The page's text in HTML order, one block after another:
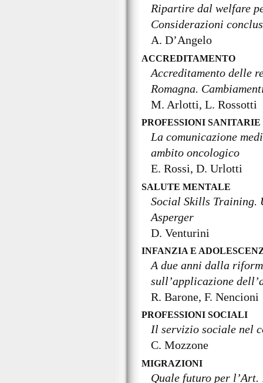
Ripartire dal welfare
Considerazioni
A. D’Angelo
ACCREDITAMENTO
Accreditamento delle
Romagna.
M. Arlotti, L. Rossotti
PROFESSIONI SANITARIE
La comunicazione
ambito oncologico
E. Rossi, D. Urlotti
SALUTE MENTALE
Social Skills Training.
Asperger
D. Venturini
INFANZIA E
A due anni dalla
sull’applicazione
R. Barone, F. Nencioni
PROFESSIONI SOCIALI
Il servizio sociale nel
C. Mozzone
MIGRAZIONI
Quale futuro per